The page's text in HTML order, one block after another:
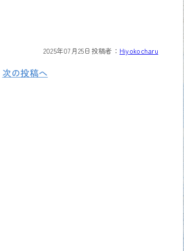
2025年07月25日 投稿者： Hiyokocharu
次の投稿へ